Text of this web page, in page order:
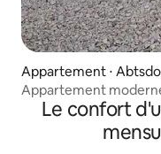
Appartement ⋅
Appartement
Le confort